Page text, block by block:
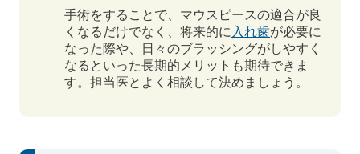
手術をすることで、マウスピースの適合が良
くなるだけでなく、将来的に 入れ歯が必要に
なった際や、日々のブラッシングがしやすく
なるといった長期的メリットも期待できま
す。担当医とよく相談して決めましょう。